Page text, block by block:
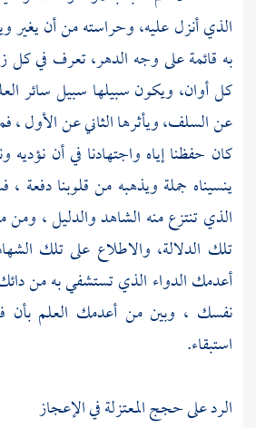
الذي أنزل عليه، وحراسته من أن يغير
به قائمة على وجه الدهر، تعرف في كل
كل أوان، ويكون سبيلها سبيل سائر
عن السلف، ويأثرها الثاني عن الأول ،
كان حفظنا إياه واجتهادنا في أن
ينسيناه جملة ويذهبه من قلوبنا دفعة
الذي تنتزع منه الشاهد والدليل ، ومن
تلك الدلالة، والاطلاع على تلك
أعدمك الدواء الذي تستشفي به من
نفسك ، وبين من أعدمك العلم بأن
استبقاء.
الرد على حجج المعتزلة في الإعجاز